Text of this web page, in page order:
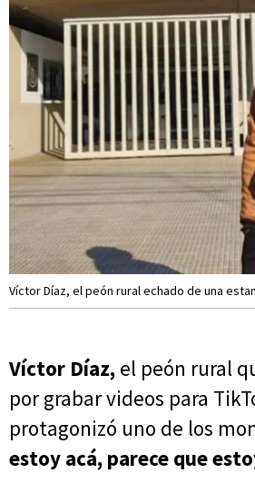
Víctor Díaz, el peón rural echado de una
Víctor Díaz, el peón rural
por grabar videos para
protagonizó uno de los
estoy acá, parece que